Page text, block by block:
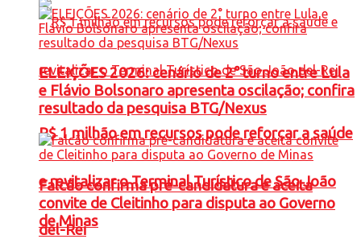
R$ 1 milhão em recursos pode reforçar a saúde
e revitalizar o Terminal Turístico de São João
del-Rei
ELEIÇÕES 2026: cenário de 2° turno entre Lula
e Flávio Bolsonaro apresenta oscilação; confira
resultado da pesquisa BTG/Nexus
Falcão confirma pré-candidatura e aceita
convite de Cleitinho para disputa ao Governo
de Minas